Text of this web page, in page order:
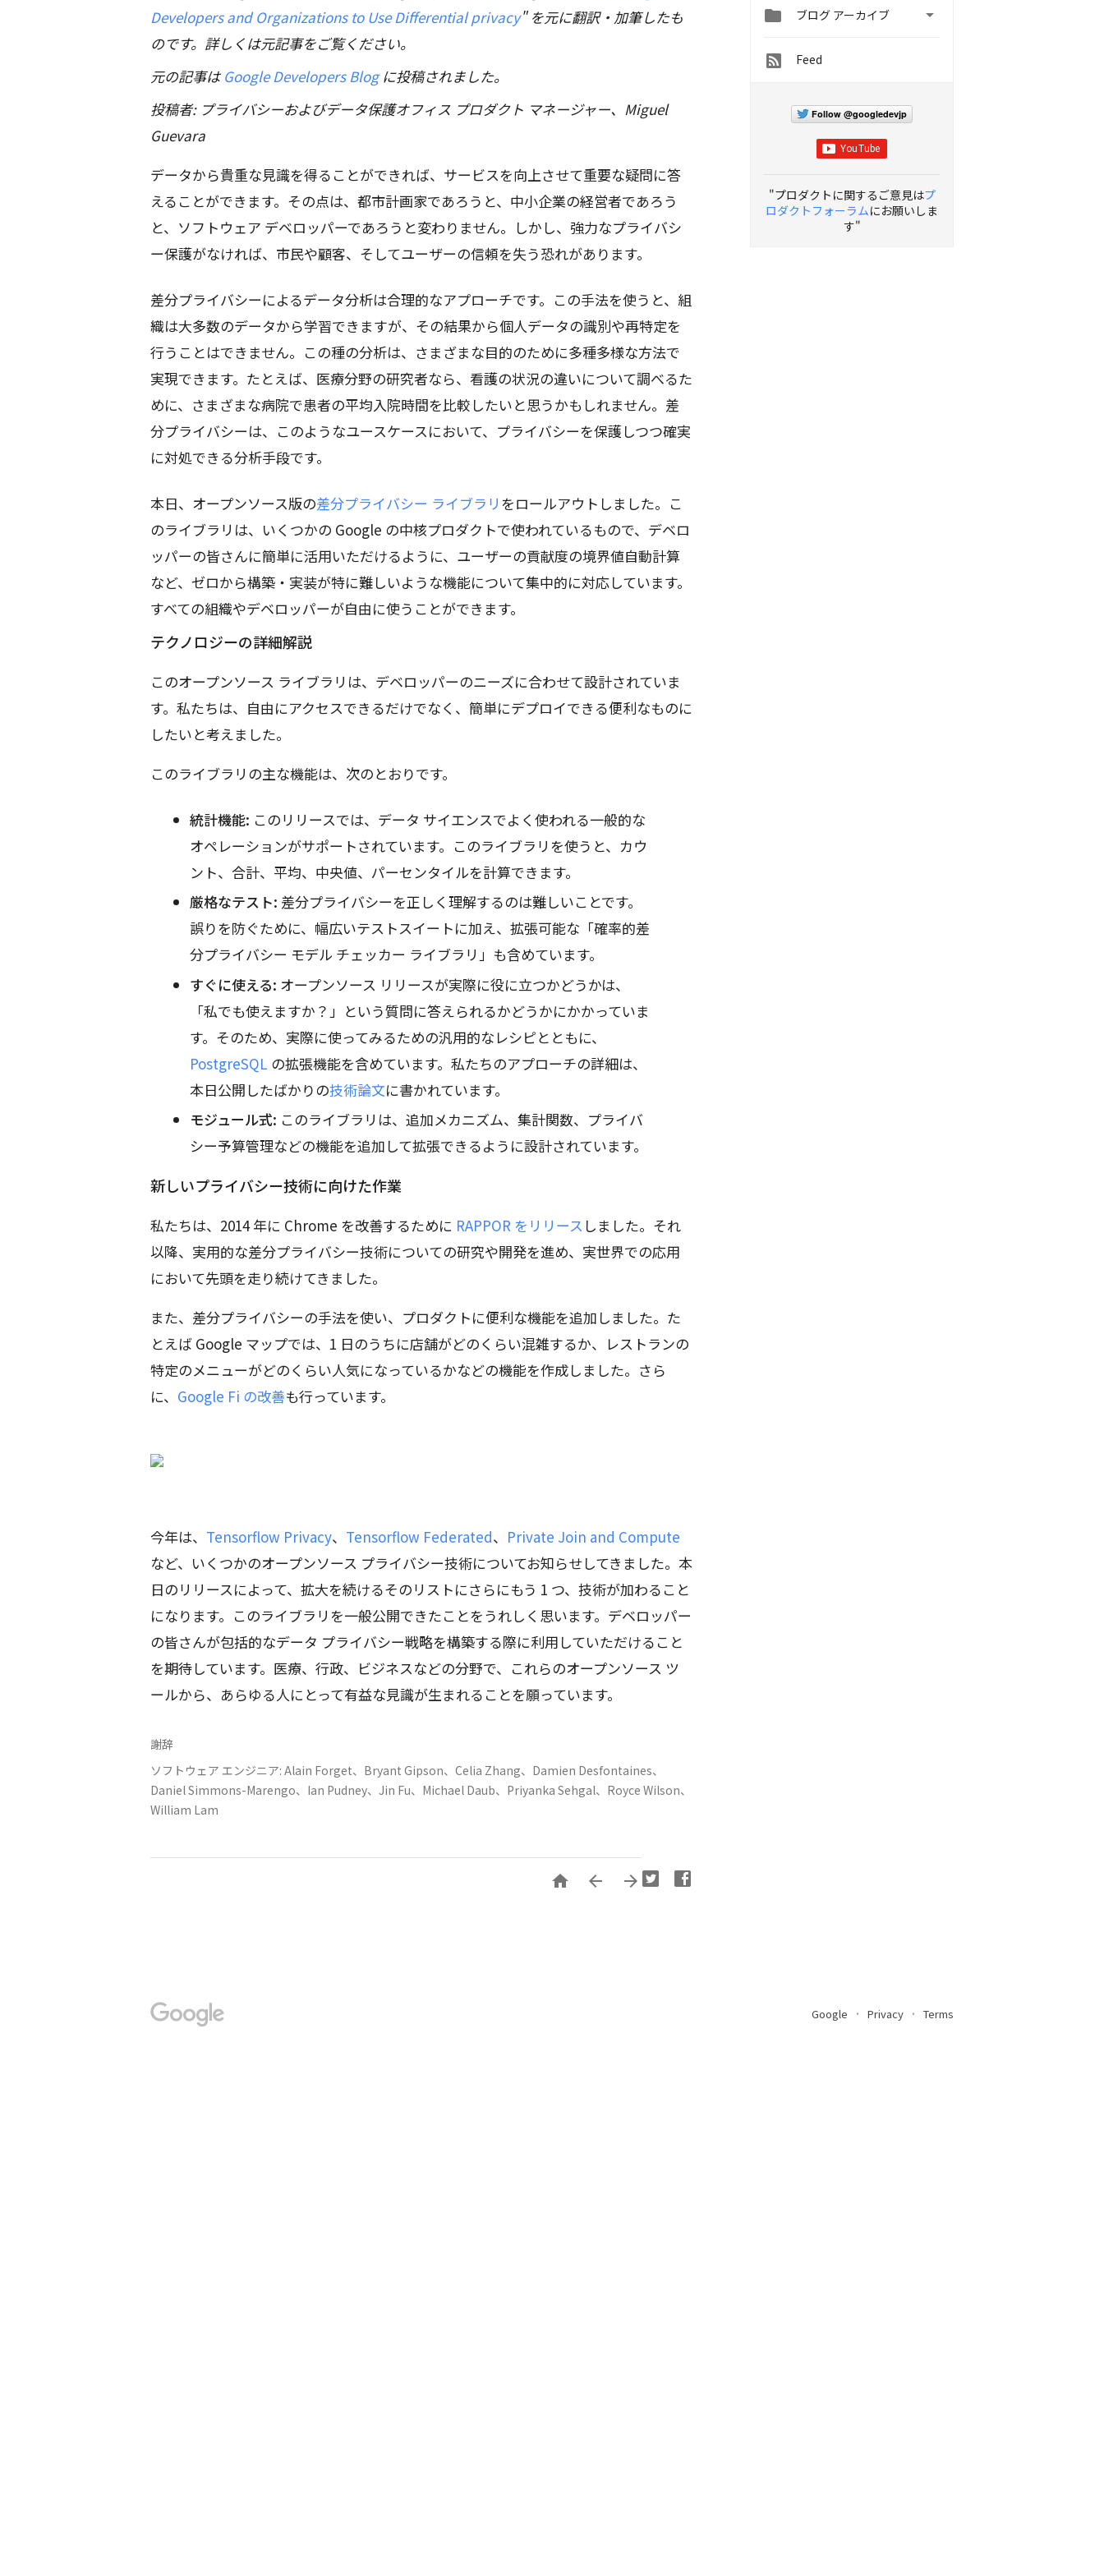
Developers and Organizations to Use Differential privacy" を元に翻訳・加筆したも
のです。詳しくは元記事をご覧ください。
元の記事は Google Developers Blogに投稿されました。
投稿者: プライバシーおよびデータ保護オフィス プロダクト マネージャー、Miguel
Guevara
データから貴重な見識を得ることができれば、サービスを向上させて重要な疑問に答
えることができます。その点は、都市計画家であろうと、中小企業の経営者であろう
と、ソフトウェア デベロッパーであろうと変わりません。しかし、強力なプライバシ
ー保護がなければ、市民や顧客、そしてユーザーの信頼を失う恐れがあります。
差分プライバシーによるデータ分析は合理的なアプローチです。この手法を使うと、組
織は大多数のデータから学習できますが、その結果から個人データの識別や再特定を
行うことはできません。この種の分析は、さまざまな目的のために多種多様な方法で
実現できます。たとえば、医療分野の研究者なら、看護の状況の違いについて調べるた
めに、さまざまな病院で患者の平均入院時間を比較したいと思うかもしれません。差
分プライバシーは、このようなユースケースにおいて、プライバシーを保護しつつ確実
に対処できる分析手段です。
本日、オープンソース版の差分プライバシー ライブラリ をロールアウトしました。こ
のライブラリは、いくつかの Google の中核プロダクトで使われているもので、デベロ
ッパーの皆さんに簡単に活用いただけるように、ユーザーの貢献度の境界値自動計算
など、ゼロから構築・実装が特に難しいような機能について集中的に対応しています。
すべての組織やデベロッパーが自由に使うことができます。
テクノロジーの詳細解説
このオープンソース ライブラリは、デベロッパーのニーズに合わせて設計されていま
す。私たちは、自由にアクセスできるだけでなく、簡単にデプロイできる便利なものに
したいと考えました。
このライブラリの主な機能は、次のとおりです。
統計機能: このリリースでは、データ サイエンスでよく使われる一般的な
オペレーションがサポートされています。このライブラリを使うと、カウ
ント、合計、平均、中央値、パーセンタイルを計算できます。
厳格なテスト: 差分プライバシーを正しく理解するのは難しいことです。
誤りを防ぐために、幅広いテストスイートに加え、拡張可能な「確率的差
分プライバシー モデル チェッカー ライブラリ」も含めています。
すぐに使える: オープンソース リリースが実際に役に立つかどうかは、
「私でも使えますか？」という質問に答えられるかどうかにかかっていま
す。そのため、実際に使ってみるための汎用的なレシピとともに、
PostgreSQL の拡張機能を含めています。私たちのアプローチの詳細は、
本日公開したばかりの技術論文に書かれています。
モジュール式: このライブラリは、追加メカニズム、集計関数、プライバ
シー予算管理などの機能を追加して拡張できるように設計されています。
新しいプライバシー技術に向けた作業
私たちは、2014 年に Chrome を改善するために RAPPOR をリリース しました。それ
以降、実用的な差分プライバシー技術についての研究や開発を進め、実世界での応用
において先頭を走り続けてきました。
また、差分プライバシーの手法を使い、プロダクトに便利な機能を追加しました。た
とえば Google マップでは、1 日のうちに店舗がどのくらい混雑するか、レストランの
特定のメニューがどのくらい人気になっているかなどの機能を作成しました。さら
に、 Google Fi の改善も行っています。
今年は、 Tensorflow Privacy、 Tensorflow Federated、 Private Join and Compute
など、いくつかのオープンソース プライバシー技術についてお知らせしてきました。本
日のリリースによって、拡大を続けるそのリストにさらにもう 1 つ、技術が加わること
になります。このライブラリを一般公開できたことをうれしく思います。デベロッパー
の皆さんが包括的なデータ プライバシー戦略を構築する際に利用していただけること
を期待しています。医療、行政、ビジネスなどの分野で、これらのオープンソース ツ
ールから、あらゆる人にとって有益な見識が生まれることを願っています。
謝辞
ソフトウェア エンジニア: Alain Forget、Bryant Gipson、Celia Zhang、Damien Desfontaines、
Daniel Simmons-Marengo、Ian Pudney、Jin Fu、Michael Daub、Priyanka Sehgal、Royce Wilson、
William Lam
  
 ブログ アーカイブ 
Feed
Follow @googledevjp
"プロダクトに関するご意見はプ
ロダクトフォーラムにお願いしま
す"
Google Privacy Terms